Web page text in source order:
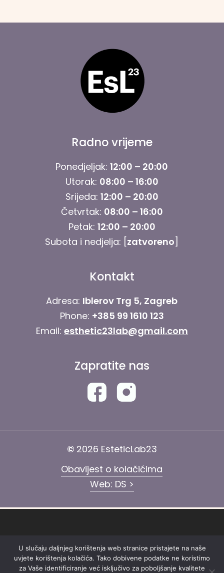
Radno vrijeme
Ponedjeljak:12:00 – 20:00
Utorak: 08:00 – 16:00
Srijeda: 12:00 – 20:00
Četvrtak: 08:00 – 16:00
Petak: 12:00 – 20:00
Subota i nedjelja: zatvoreno
Kontakt
Adresa: Iblerov Trg 5, Zagreb
Phone: +385 99 1610 123
Email: esthetic23lab@gmail.com
Zapratite nas
© 2026 EsteticLab23
Obavijest o kolačićima
Web: DS >
U slučaju daljnjeg korištenja web stranice pristajete na naše
uvjete korištenja kolačića. Tako dobivene podatke ne koristimo
za Vaše identificiranje već isključivo za poboljšanje kvalitete